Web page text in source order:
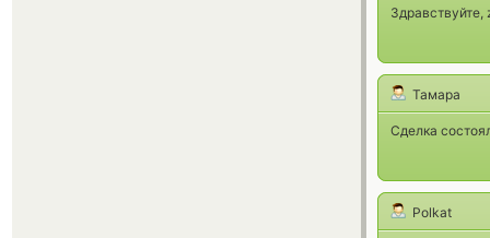
Тамара
Сделка
Polkat